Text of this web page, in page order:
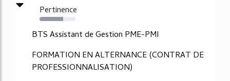
Pertinence
65%
BTS Assistant de Gestion PME-PMI
FORMATION EN ALTERNANCE (CONTRAT DE
PROFESSIONNALISATION)